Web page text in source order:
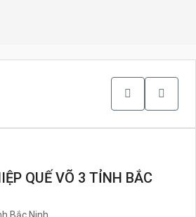
QUẾ VÕ 3 TỈNH BẮC
Bắc Ninh